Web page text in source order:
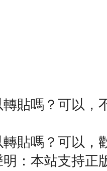
貼嗎？可以，
貼嗎？可以，
：本站支持正